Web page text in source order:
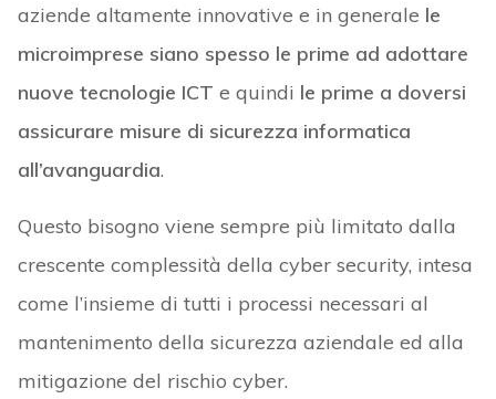
aziende altamente innovative e in generale le
microimprese siano spesso le prime ad adottare
nuove tecnologie ICT e quindi le prime a doversi
assicurare misure di sicurezza informatica
all’avanguardia.
Questo bisogno viene sempre più limitato dalla
crescente complessità della cyber security, intesa
come l’insieme di tutti i processi necessari al
mantenimento della sicurezza aziendale ed alla
mitigazione del rischio cyber.